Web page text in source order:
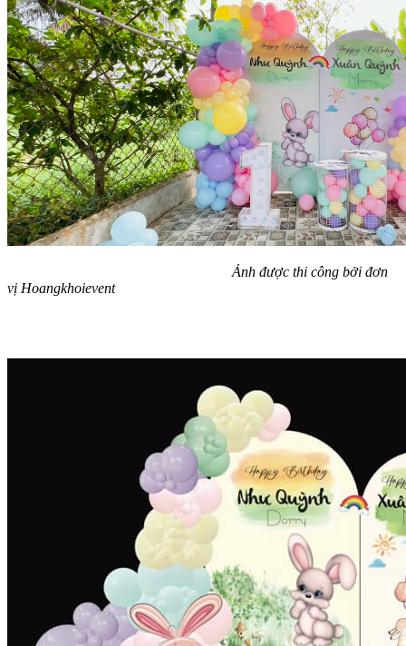
Ảnh được thi công bởi đơn
vị Hoangkhoievent